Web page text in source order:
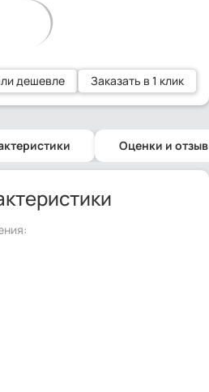
дешевле Заказать в 1 клик
Оценки и